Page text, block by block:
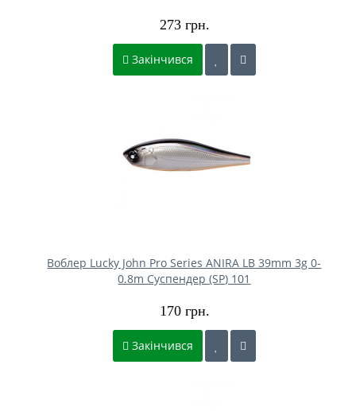
273 грн.
Закінчився
Воблер Lucky John Pro Series ANIRA LB 39mm 3g 0-
0.8m Cуспендер (SP) 101
170 грн.
Закінчився